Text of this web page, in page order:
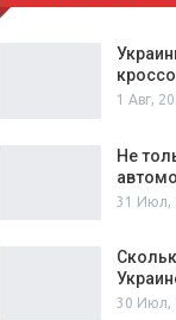
1 Авг,
Не
31 Июл,
30 Июл,